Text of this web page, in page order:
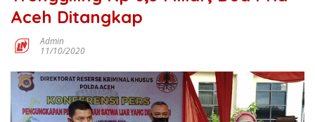
Aceh Ditangkap
Admin
11/10/2020